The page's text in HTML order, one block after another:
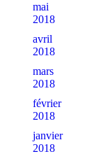
mai
2018
avril
2018
mars
2018
février
2018
janvier
2018